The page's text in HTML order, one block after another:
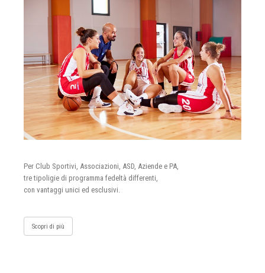
Per Club Sportivi, Associazioni, ASD, Aziende e PA,
tre tipoligie di programma fedeltà differenti,
con vantaggi unici ed esclusivi.
Scopri di più